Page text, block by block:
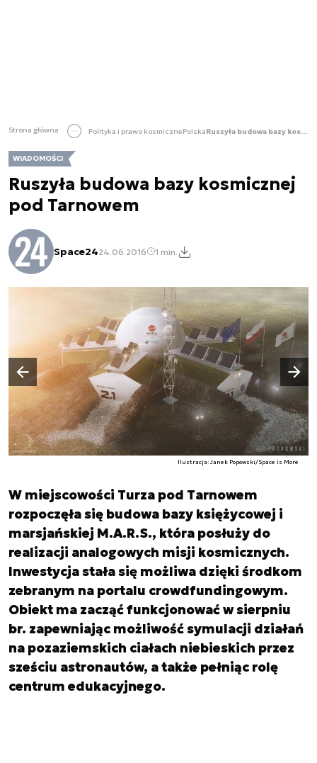
Strona główna Polityka i prawo kosmicznePolska Ruszyła budowa bazy kosmicznej pod Tarnowem
WIADOMOŚCI
Ruszyła budowa bazy kosmicznej
pod Tarnowem
Space2424.06.2016 1 min.
Ilustracja: Janek Popowski/Space is More
Poprzedni slajd
Następny slajd
W miejscowości Turza pod Tarnowem
rozpoczęła się budowa bazy księżycowej i
marsjańskiej M.A.R.S., która posłuży do
realizacji analogowych misji kosmicznych.
Inwestycja stała się możliwa dzięki środkom
zebranym na portalu crowdfundingowym.
Obiekt ma zacząć funkcjonować w sierpniu
br. zapewniając możliwość symulacji działań
na pozaziemskich ciałach niebieskich przez
sześciu astronautów, a także pełniąc rolę
centrum edukacyjnego.